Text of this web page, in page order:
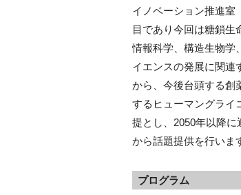
イノベーション推進室
目であり今回は糖鎖生
情報科学、構造生物学
イエンスの発展に関連
から、今後台頭する創
するヒューマングライ
提とし、2050年以降
から話題提供を行いま
プログラム